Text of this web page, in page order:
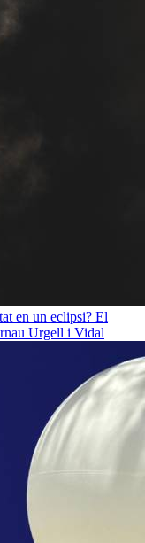
en un eclipsi? El
Urgell i Vidal